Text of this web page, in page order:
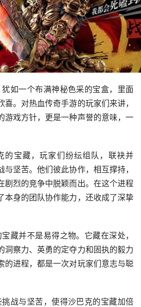
。对热血传奇手游的玩家们来讲，
游戏方针，更是一种声誉的意味，一
与坚苦。他们彼此协作，相互撑持，
剧烈的竞争中脱颖而出。在这个进程
本身的团队协作能力，还收成了深挚
洞察力、英勇的定夺力和固执的毅力
的进程，都是一次对玩家们意志与聪